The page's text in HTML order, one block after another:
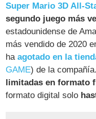
Super Mario 3D All-
segundo juego más
estadounidense de
más vendido de 2020
haagotado en la
GAME) de la
limitadas en formato
formato digital solo